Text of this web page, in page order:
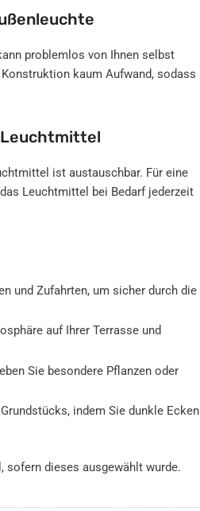
problemlos von Ihnen selbst
kaum Aufwand, sodass
Leuchtmittel
ist austauschbar. Für eine
Leuchtmittel bei Bedarf jederzeit
und Zufahrten, um sicher durch die
auf Ihrer Terrasse und
Sie besondere Pflanzen oder
indem Sie dunkle Ecken
sofern dieses ausgewählt wurde.